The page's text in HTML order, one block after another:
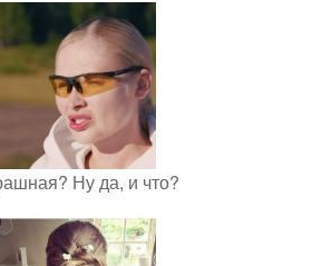
Ну да, и что?